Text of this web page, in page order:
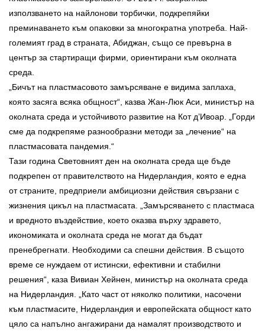
използването на найлонови торбички, подкрепяйки
преминаването към опаковки за многократна употреба. Най-
големият град в страната, Абиджан, също се превърна в
център за стартиращи фирми, ориентирани към околната
среда.
„Бичът на пластмасовото замърсяване е видима заплаха,
която засяга всяка общност“, казва Жан-Люк Аси, министър на
околната среда и устойчивото развитие на Кот д’Ивоар. „Горди
сме да подкрепяме разнообразни методи за „лечение“ на
пластмасовата пандемия.“
Тази година Световният ден на околната среда ще бъде
подкрепен от правителството на Нидерландия, която е една
от страните, предприели амбициозни действия свързани с
жизнения цикъл на пластмасата. „Замърсяването с пластмаса
и вредното въздействие, което оказва върху здравето,
икономиката и околната среда не могат да бъдат
пренебрегнати. Необходими са спешни действия. В същото
време се нуждаем от истински, ефективни и стабилни
решения“, каза Вивиан Хейнен, министър на околната среда
на Нидерландия. „Като част от няколко политики, насочени
към пластмасите, Нидерландия и европейската общност като
цяло са напълно ангажирани да намалят производството и